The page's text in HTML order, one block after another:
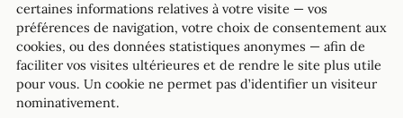
certaines informations relatives à votre visite — vos
préférences de navigation, votre choix de consentement aux
cookies, ou des données statistiques anonymes — afin de
faciliter vos visites ultérieures et de rendre le site plus utile
pour vous. Un cookie ne permet pas d’identifier un visiteur
nominativement.